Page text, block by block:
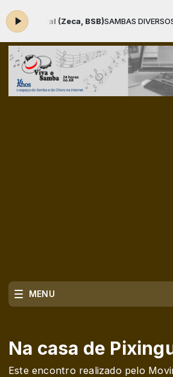
(Zeca, BSB)SAMBAS DIVERSOS
MENU
Na casa de
Este encontro realizado pelo